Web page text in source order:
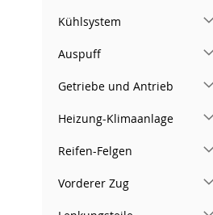
HINZUFÜGEN
Kühlsystem
Auspuff
Getriebe und Antrieb
Heizung-Klimaanlage
Reifen-Felgen
Vorderer Zug